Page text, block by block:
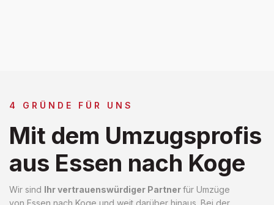
4 GRÜNDE FÜR UNS
Mit dem Umzugsprofis
aus Essen nach Koge
Wir sind Ihr vertrauenswürdiger Partnerfür Umzüge
von Essen nach Koge und weit darüber hinaus. Bei der